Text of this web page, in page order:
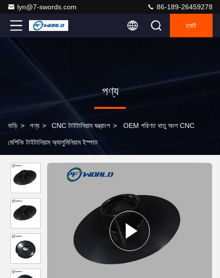
lyn@7-swords.com 86-189-26459278
চ্যাট
পণ্য
বাড়ি > পণ্য > CNC টাইটানিয়াম যন্ত্রাংশ > OEM পরিণত ধাতু অংশ CNC
মেশিনিং টাইটানিয়াম অ্যালুমিনিয়াম ইস্পাত